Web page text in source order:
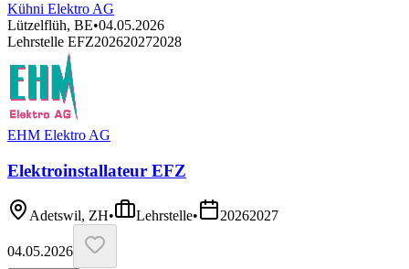
Kühni Elektro AG
Lützelflüh, BE•04.05.2026
Lehrstelle EFZ202620272028
EHM Elektro AG
Elektroinstallateur EFZ
Adetswil, ZH• Lehrstelle• 20262027
04.05.2026